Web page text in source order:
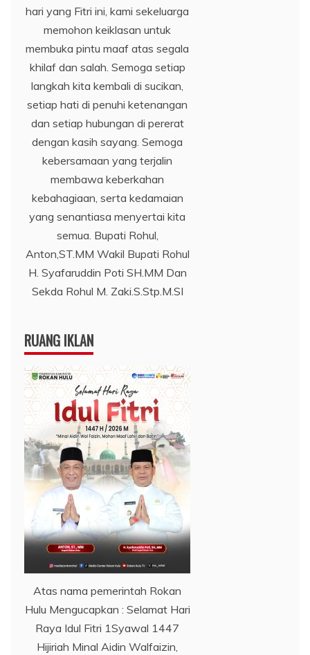
hari yang Fitri ini, kami sekeluarga
memohon keiklasan untuk
membuka pintu maaf atas segala
khilaf dan salah. Semoga setiap
langkah kita kembali di sucikan,
setiap hati di penuhi ketenangan
dan setiap hubungan di pererat
dengan kasih sayang. Semoga
kebersamaan yang terjalin
membawa keberkahan
kebahagiaan, serta kedamaian
yang senantiasa menyertai kita
semua. Bupati Rohul,
Anton,ST.MM Wakil Bupati Rohul
H. Syafaruddin Poti SH.MM Dan
Sekda Rohul M. Zaki.S.Stp.M.SI
RUANG IKLAN
Atas nama pemerintah Rokan
Hulu Mengucapkan : Selamat Hari
Raya Idul Fitri 1Syawal 1447
Hijiriah Minal Aidin Walfaizin,